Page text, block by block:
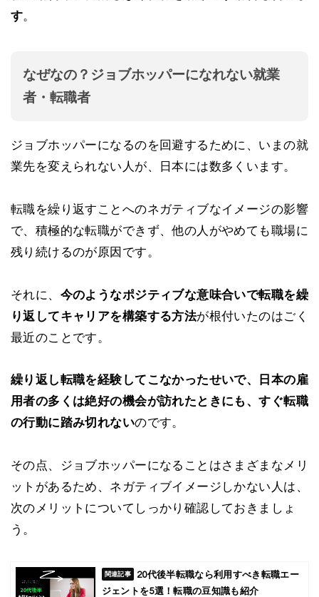
す。
なぜなの？ジョブホッパーになれない就業
者・転職者
ジョブホッパーになるのを回避するために、いまの就
業先を変えられない人が、日本には数多くいます。
転職を繰り返すことへのネガティブなイメージの影響
で、積極的な転職ができず、他の人がやめても職場に
残り続けるのが原因です。
それに、 今のようなポジティブな意味合いで転職を繰
り返してキャリアを構築する方法が根付いたのはごく
最近のことです。
繰り返し転職を経験してこなかったせいで、日本の雇
用者の多くは絶好の機会が訪れたときにも、すぐ転職
の行動に踏み切れないのです。
その点、ジョブホッパーになることはさまざまなメリ
ットがあるため、ネガティブイメージしかない人は、
次のメリットについてしっかり確認しておきましょ
う。
20代後半転職なら利用すべき転職エー
ジェントを5選！転職の豆知識も紹介